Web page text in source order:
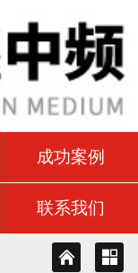
成功案例
联系我们